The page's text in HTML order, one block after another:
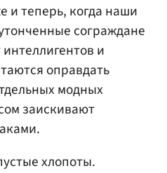
и теперь, когда наши
сограждане
и
оправдать
модных
заискивают
хлопоты.